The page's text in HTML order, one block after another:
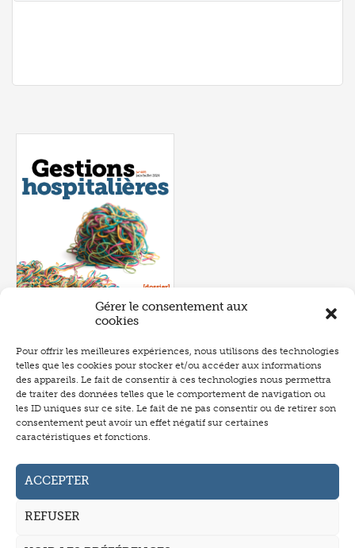
Gérer le consentement aux
cookies
Pour offrir les meilleures expériences, nous utilisons des technologies
telles que les cookies pour stocker et/ou accéder aux informations
des appareils. Le fait de consentir à ces technologies nous permettra
de traiter des données telles que le comportement de navigation ou
les ID uniques sur ce site. Le fait de ne pas consentir ou de retirer son
consentement peut avoir un effet négatif sur certaines
caractéristiques et fonctions.
ACCEPTER
REFUSER
Numéro 657- juin 2026
Annonceurs
Auteurs